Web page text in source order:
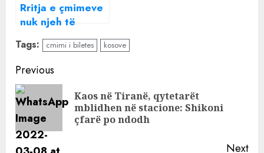
Rritja e çmimeve
nuk njeh të
ndalur!
Shtrenjtohet me
14% veza, por ja
sa pritet të
shkojë në vijim
Tags: cmimi i biletes kosove
Continue
Reading
Previous
Kaos në Tiranë, qytetarët
mblidhen në stacione: Shikoni
çfarë po ndodh
Next